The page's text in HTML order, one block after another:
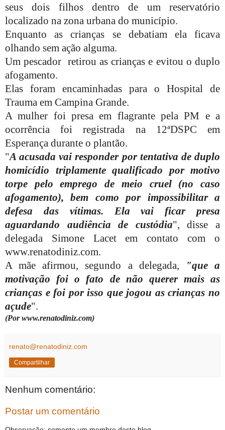
seus dois filhos dentro de um reservatório
localizado na zona urbana do município.
Enquanto as crianças se debatiam ela ficava
olhando sem ação alguma.
Um pescador retirou as crianças e evitou o duplo
afogamento.
Elas foram encaminhadas para o Hospital de
Trauma em Campina Grande.
A mulher foi presa em flagrante pela PM e a
ocorrência foi registrada na 12ªDSPC em
Esperança durante o plantão.
"A acusada vai responder por tentativa de duplo
homicídio triplamente qualificado por motivo
torpe pelo emprego de meio cruel (no caso
afogamento), bem como por impossibilitar a
defesa das vítimas. Ela vai ficar presa
aguardando audiência de custódia", disse a
delegada Simone Lacet em contato com o
www.renatodiniz.com.
A mãe afirmou, segundo a delegada,
"que a
motivação foi o fato de não querer mais as
crianças e foi por isso que jogou as crianças no
açude".
(Por www.renatodiniz.com)
renato@renatodiniz.com
Compartilhar
Nenhum comentário:
Postar um comentário